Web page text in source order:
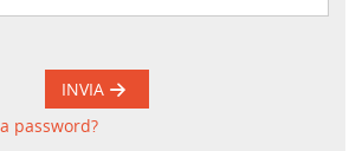
INVIA
password?